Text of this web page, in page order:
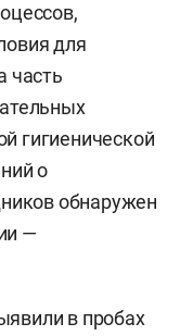
для
часть
гигиенической
о
обнаружен
—
в пробах